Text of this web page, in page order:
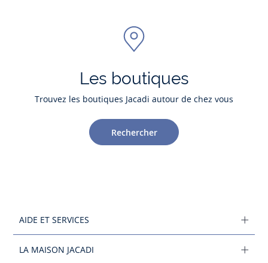
Les boutiques
Trouvez les boutiques Jacadi autour de chez vous
Rechercher
AIDE ET SERVICES
LA MAISON JACADI